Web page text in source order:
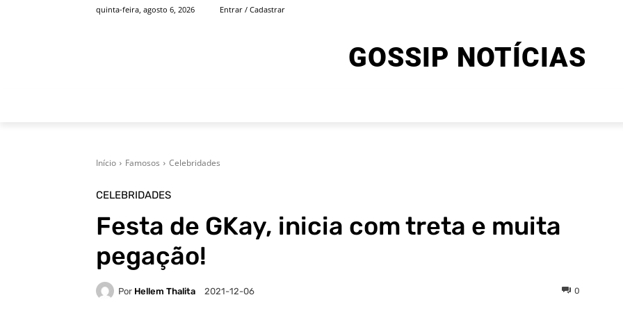
quinta-feira, agosto 6, 2026 Entrar / Cadastrar
GOSSIP NOTÍCIAS
Início Famosos Celebridades
CELEBRIDADES
Festa de GKay, inicia com treta e muita
pegação!
Por Hellem Thalita 2021-12-06 0